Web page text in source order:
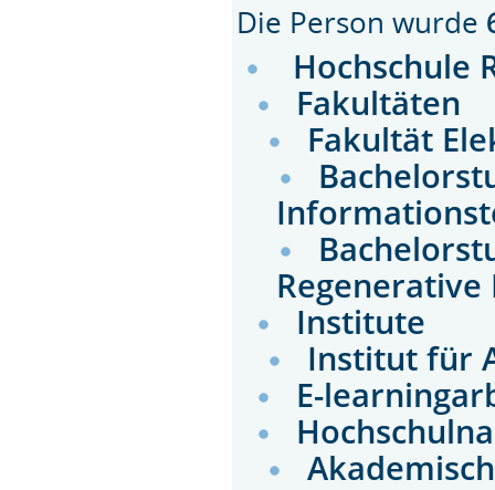
Die Person wurde
Hochschule
Fakultäten
Fakultät
Institute
Institut für
E-